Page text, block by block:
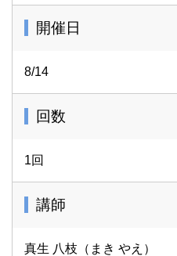
この講座では、パーソナル
見える色」「若々しく見え
ただの色診断ではなく、“こ
毎日鏡を見るたびに、自分
開催日
8/14
回数
1回
講師
真生 八枝（まき やえ）